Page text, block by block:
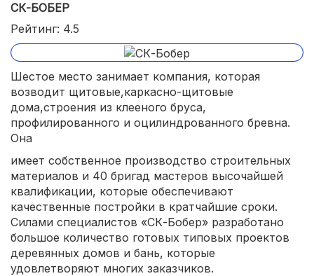
СК-БОБЕР
Рейтинг: 4.5
Шестое место занимает компания, которая
возводит щитовые,каркасно-щитовые
дома,строения из клееного бруса,
профилированного и оцилиндрованного бревна.
Она
имеет собственное производство строительных
материалов и 40 бригад мастеров высочайшей
квалификации, которые обеспечивают
качественные постройки в кратчайшие сроки.
Силами специалистов «СК-Бобер» разработано
большое количество готовых типовых проектов
деревянных домов и бань, которые
удовлетворяют многих заказчиков.